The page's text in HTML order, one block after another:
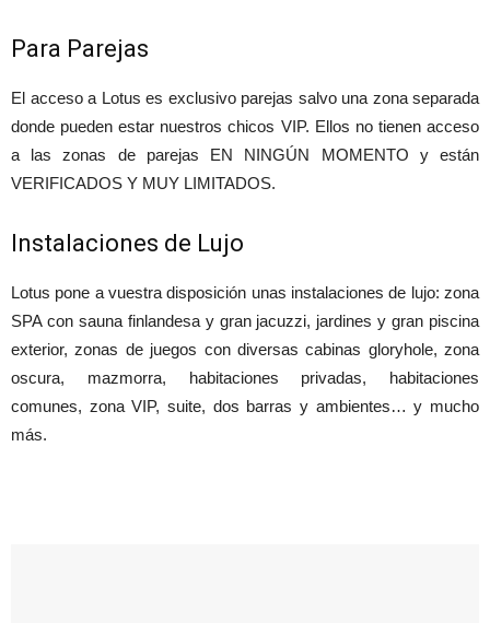
Para Parejas
El acceso a Lotus es exclusivo parejas salvo una zona separada
donde pueden estar nuestros chicos VIP. Ellos no tienen acceso
a las zonas de parejas EN NINGÚN MOMENTO y están
VERIFICADOS Y MUY LIMITADOS.
Instalaciones de Lujo
Lotus pone a vuestra disposición unas instalaciones de lujo: zona
SPA con sauna finlandesa y gran jacuzzi, jardines y gran piscina
exterior, zonas de juegos con diversas cabinas gloryhole, zona
oscura, mazmorra, habitaciones privadas, habitaciones
comunes, zona VIP, suite, dos barras y ambientes… y mucho
más.